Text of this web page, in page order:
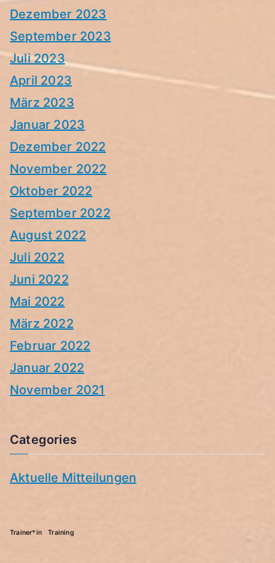
Dezember 2023
September 2023
Juli 2023
April 2023
März 2023
Januar 2023
Dezember 2022
November 2022
Oktober 2022
September 2022
August 2022
Juli 2022
Juni 2022
Mai 2022
März 2022
Februar 2022
Januar 2022
November 2021
Categories
Aktuelle Mitteilungen
Trainer*in Training